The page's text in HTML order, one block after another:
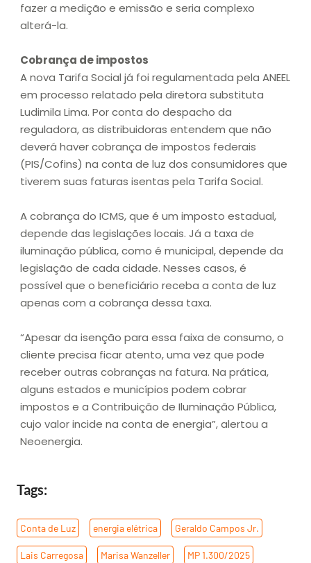
fazer a medição e emissão e seria complexo
alterá-la.
Cobrança de impostos
A nova Tarifa Social já foi regulamentada pela ANEEL
em processo relatado pela diretora substituta
Ludimila Lima. Por conta do despacho da
reguladora, as distribuidoras entendem que não
deverá haver cobrança de impostos federais
(PIS/Cofins) na conta de luz dos consumidores que
tiverem suas faturas isentas pela Tarifa Social.
A cobrança do ICMS, que é um imposto estadual,
depende das legislações locais. Já a taxa de
iluminação pública, como é municipal, depende da
legislação de cada cidade. Nesses casos, é
possível que o beneficiário receba a conta de luz
apenas com a cobrança dessa taxa.
“Apesar da isenção para essa faixa de consumo, o
cliente precisa ficar atento, uma vez que pode
receber outras cobranças na fatura. Na prática,
alguns estados e municípios podem cobrar
impostos e a Contribuição de Iluminação Pública,
cujo valor incide na conta de energia”, alertou a
Neoenergia.
Tags:
Conta de Luz energia elétrica Geraldo Campos Jr.
Lais Carregosa Marisa Wanzeller MP 1.300/2025